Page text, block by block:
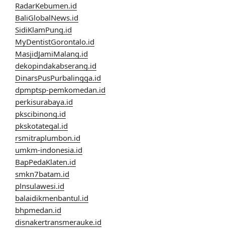
RadarKebumen.id
BaliGlobalNews.id
SidiKlamPung.id
MyDentistGorontalo.id
MasjidJamiMalang.id
dekopindakabserang.id
DinarsPusPurbalingga.id
dpmptsp-pemkomedan.id
perkisurabaya.id
pkscibinong.id
pkskotategal.id
rsmitraplumbon.id
umkm-indonesia.id
BapPedaKlaten.id
smkn7batam.id
plnsulawesi.id
balaidikmenbantul.id
bhpmedan.id
disnakertransmerauke.id